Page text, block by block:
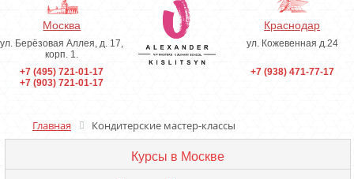
Москва
ул. Берёзовая Аллея, д. 17,
корп. 1.
+7 (495) 721-01-17
+7 (903) 721-01-17
Краснодар
ул. Кожевенная д.24
+7 (938) 471-77-17
Главная Кондитерские мастер-классы
Курсы в Москве